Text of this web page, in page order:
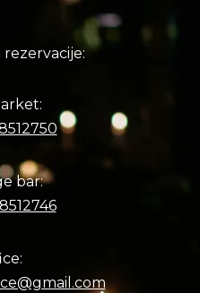
rezervacije:
bar: